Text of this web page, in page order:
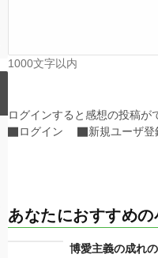
1000文字以内
ログインすると感想の投稿が
ログイン
新規ユーザ登
あなたにおすすめの
博愛主義の成れ